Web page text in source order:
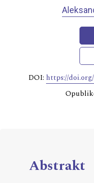
DOI: https://
Abstrakt